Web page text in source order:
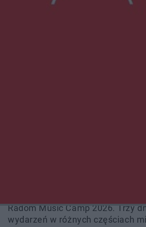
Radom Music Camp 2026. Trzy
wydarzeń w różnych częściach